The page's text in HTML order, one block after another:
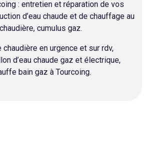
: entretien et réparation de vos
d’eau chaude et de chauffage au
cumulus gaz.
chaudière en urgence et sur rdv,
d’eau chaude gaz et électrique,
bain gaz à Tourcoing.